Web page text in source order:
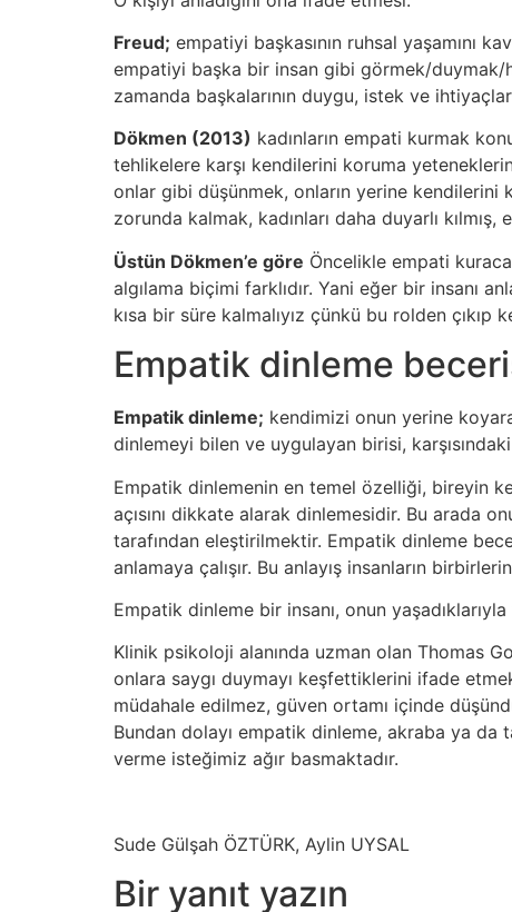
Freud; empatiyi başkasının ruhsal yaşamını
empatiyi başka bir insan gibi görmek/duymak/
zamanda başkalarının duygu, istek ve
Dökmen (2013) kadınların empati kurmak
tehlikelere karşı kendilerini koruma
onlar gibi düşünmek, onların yerine kendilerini
zorunda kalmak, kadınları daha duyarlı
Üstün Dökmen’e göre Öncelikle empati
algılama biçimi farklıdır. Yani eğer bir insanı
kısa bir süre kalmalıyız çünkü bu rolden
Empatik dinleme
Empatik dinleme; kendimizi onun yerine
dinlemeyi bilen ve uygulayan birisi,
Empatik dinlemenin en temel özelliği, bireyin
açısını dikkate alarak dinlemesidir. Bu arada
tarafından eleştirilmektir. Empatik dinleme
anlamaya çalışır. Bu anlayış insanların
Empatik dinleme bir insanı, onun
Klinik psikoloji alanında uzman olan Thomas
onlara saygı duymayı keşfettiklerini ifade
müdahale edilmez, güven ortamı içinde
Bundan dolayı empatik dinleme, akraba ya da
verme isteğimiz ağır basmaktadır.
Sude Gülşah ÖZTÜRK, Aylin UYSAL
Bir yanıt yazın